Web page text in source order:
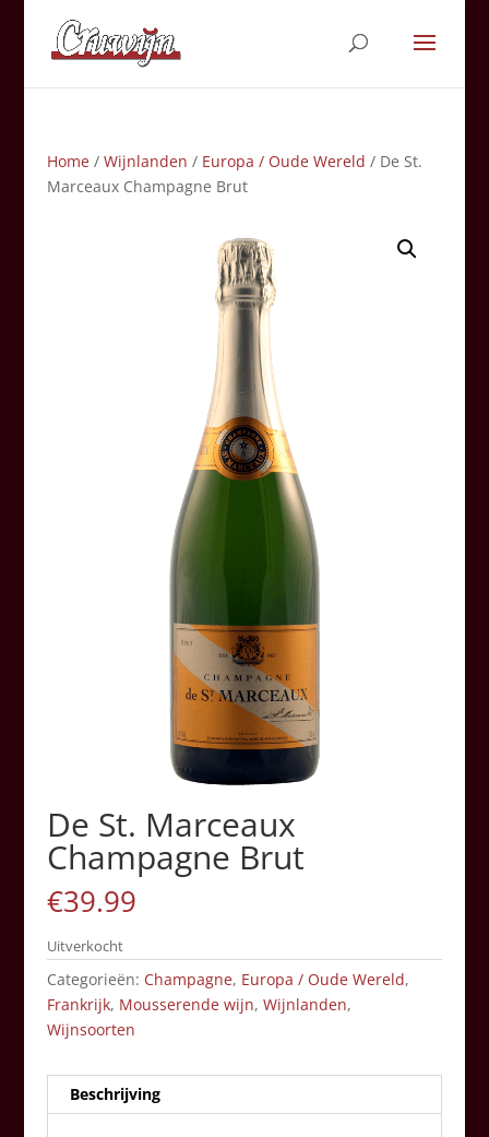
Home/ Wijnlanden / Europa / Oude Wereld / De St.
Marceaux Champagne Brut
De St. Marceaux
Champagne Brut
€39.99
Uitverkocht
Categorieën: Champagne, Europa / Oude Wereld,
Frankrijk, Mousserende wijn, Wijnlanden,
Wijnsoorten
Beschrijving